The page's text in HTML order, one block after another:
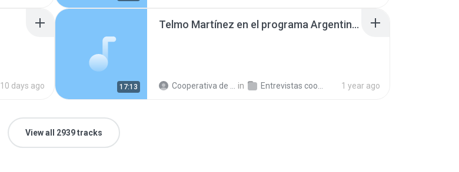
10 days ago 17:13
Telmo Martínez en el programa Argentinos en el Mundo, en Radio Argentina 250409.mp3
Cooperativa de Trabajo C. in Entrevistas cooperativistas 1 year ago
View all 2939 tracks